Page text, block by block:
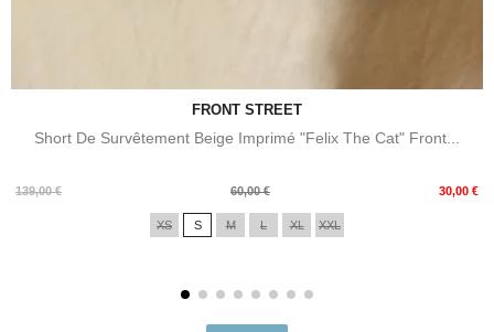
FRONT STREET
Short De Survêtement Beige Imprimé "Felix The Cat" Front...
139,00 €
Prix
60,00 € 30,00 €
Prix
XS S M L XL XXL